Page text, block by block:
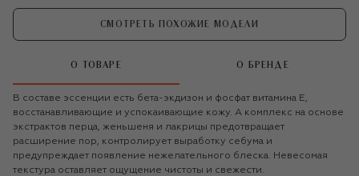
СМОТРЕТЬ ПОХОЖИЕ МОДЕЛИ
О ТОВАРЕ О БРЕНДЕ
В составе эссенции есть бета-экдизон и фосфат витамина Е,
восстанавливающие и успокаивающие кожу. А комплекс на основе
экстрактов перца, женьшеня и лакрицы предотвращает
расширение пор, контролирует выработку себума и
предупреждает появление нежелательного блеска. Невесомая
текстура оставляет ощущение чистоты и свежести.